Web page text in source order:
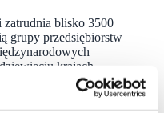
blisko 3500
grupy przedsiębiorstw
krajach
w najniższej możliwej